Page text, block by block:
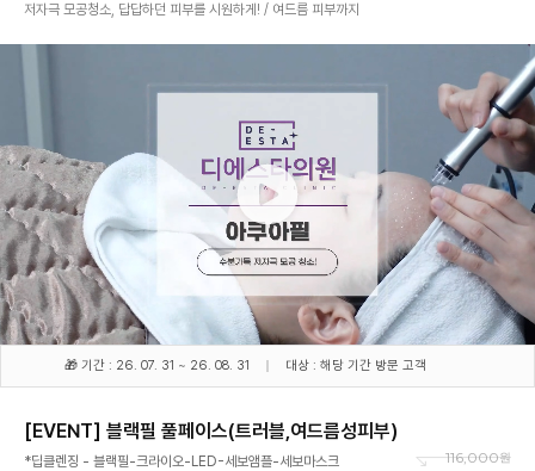
저자극 모공청소, 답답하던 피부를 시원하게! / 여드름 피부까지
🎁 기간 : 26. 07. 31 ~ 26. 08. 31 대상 : 해당 기간 방문 고객
[EVENT] 블랙필 풀페이스(트러블,여드름성피부)
*딥클렌징 - 블랙필-크라이오-LED-세보앰플-세보마스크 116,000